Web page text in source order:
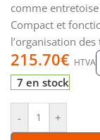
comme
Compact et
l’organisation
215.70€ HTVA
7 en stock
- +